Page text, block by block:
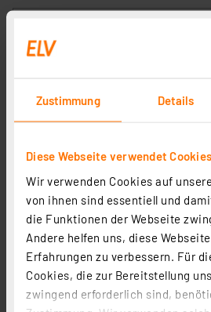
Zustimmung Details
Diese Webseite verwendet Cookies
Wir verwenden Cookies auf
von ihnen sind essentiell und
die Funktionen der Webseite
Andere helfen uns, diese
Erfahrungen zu verbessern. Für
Cookies, die zur Bereitstellung
zwingend erforderlich sind,
Beneito 5-m-LED-Streifen FINE-
K, 90 Ra, 9,6 W/m, 864 lm/m, 140
Artikel-Nr. 253432